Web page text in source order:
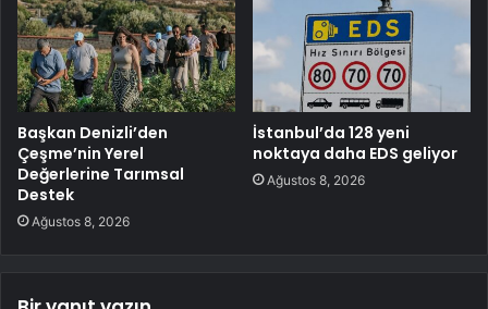
Başkan Denizli’den
Çeşme’nin Yerel
Değerlerine Tarımsal
Destek
Ağustos 8, 2026
İstanbul’da 128 yeni
noktaya daha EDS geliyor
Ağustos 8, 2026